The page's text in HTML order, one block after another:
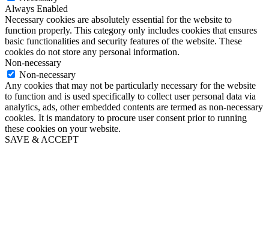
Always Enabled
Necessary cookies are absolutely essential for the website to
function properly. This category only includes cookies that ensures
basic functionalities and security features of the website. These
cookies do not store any personal information.
Non-necessary
Non-necessary
Any cookies that may not be particularly necessary for the website
to function and is used specifically to collect user personal data via
analytics, ads, other embedded contents are termed as non-necessary
cookies. It is mandatory to procure user consent prior to running
these cookies on your website.
SAVE & ACCEPT